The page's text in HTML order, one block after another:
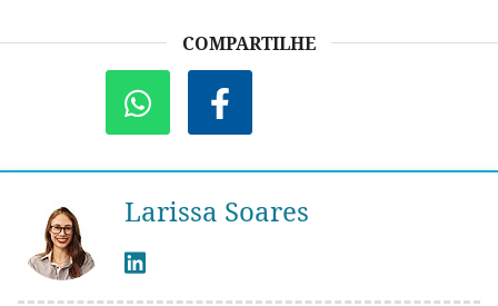
COMPARTILHE
Larissa Soares